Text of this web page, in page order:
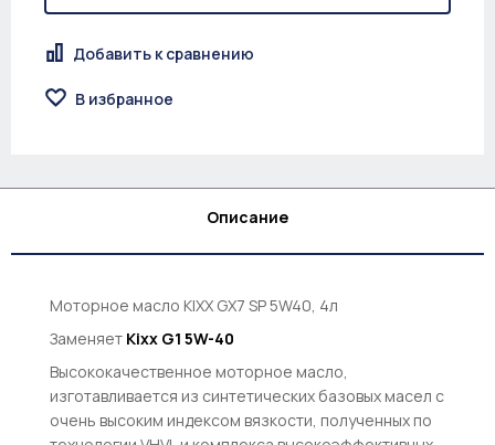
Добавить к сравнению
В избранное
Описание
Моторное масло KIXX GX7 SP 5W40, 4л
Заменяет Kixx G1 5W-40
Высококачественное моторное масло,
изготавливается из синтетических базовых масел с
очень высоким индексом вязкости, полученных по